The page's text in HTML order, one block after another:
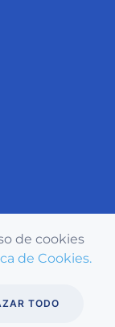
de Cookies
de cookies
de Cookies.
TODO